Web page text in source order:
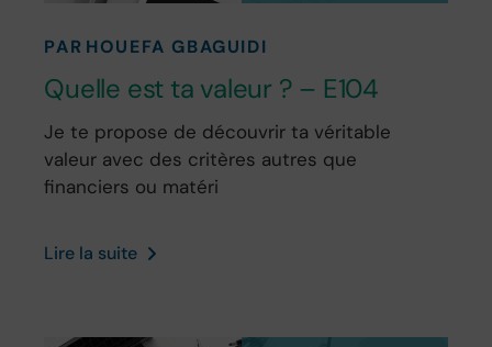
PAR HOUEFA GBAGUIDI
Quelle est ta valeur ? – E104
Je te propose de découvrir ta véritable
valeur avec des critères autres que
financiers ou matéri
Lire la suite